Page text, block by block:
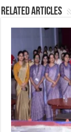
Related Articles